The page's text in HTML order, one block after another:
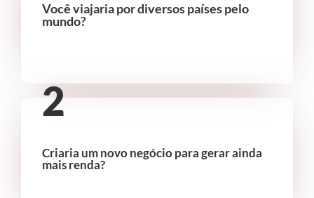
Você viajaria por diversos países pelo
mundo?
2
Criaria um novo negócio para gerar ainda
mais renda?